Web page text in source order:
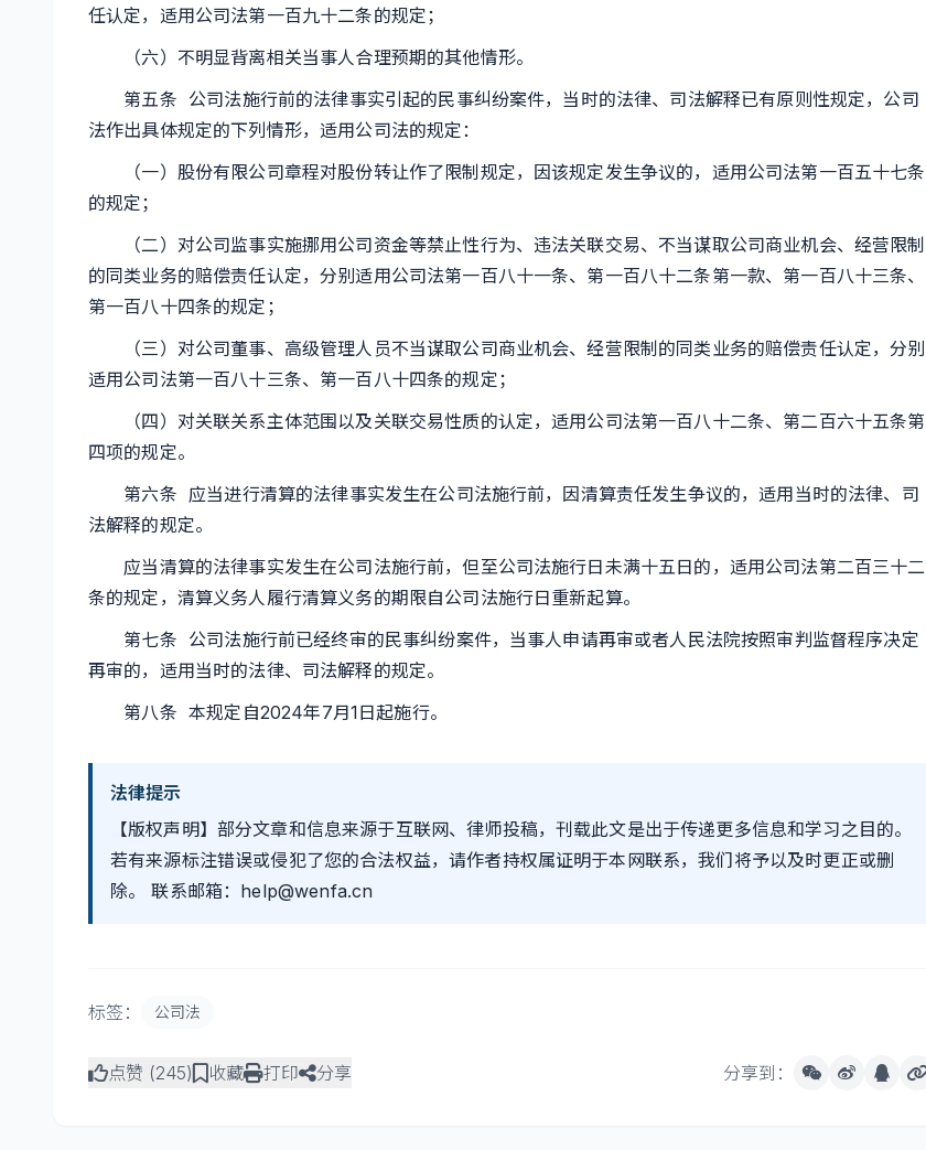
任认定，适用公司法第一百九十二条的规定；
（六）不明显背离相关当事人合理预期的其他情形。
第五条 公司法施行前的法律事实引起的民事纠纷案件，当时的法律、司法解释已有原则性规定，公司
法作出具体规定的下列情形，适用公司法的规定：
（一）股份有限公司章程对股份转让作了限制规定，因该规定发生争议的，适用公司法第一百五十七条
的规定；
（二）对公司监事实施挪用公司资金等禁止性行为、违法关联交易、不当谋取公司商业机会、经营限制
的同类业务的赔偿责任认定，分别适用公司法第一百八十一条、第一百八十二条第一款、第一百八十三条、
第一百八十四条的规定；
（三）对公司董事、高级管理人员不当谋取公司商业机会、经营限制的同类业务的赔偿责任认定，分别
适用公司法第一百八十三条、第一百八十四条的规定；
（四）对关联关系主体范围以及关联交易性质的认定，适用公司法第一百八十二条、第二百六十五条第
四项的规定。
第六条 应当进行清算的法律事实发生在公司法施行前，因清算责任发生争议的，适用当时的法律、司
法解释的规定。
应当清算的法律事实发生在公司法施行前，但至公司法施行日未满十五日的，适用公司法第二百三十二
条的规定，清算义务人履行清算义务的期限自公司法施行日重新起算。
第七条 公司法施行前已经终审的民事纠纷案件，当事人申请再审或者人民法院按照审判监督程序决定
再审的，适用当时的法律、司法解释的规定。
第八条 本规定自2024年7月1日起施行。
法律提示
【版权声明】部分文章和信息来源于互联网、律师投稿，刊载此文是出于传递更多信息和学习之目的。
若有来源标注错误或侵犯了您的合法权益，请作者持权属证明于本网联系，我们将予以及时更正或删
除。 联系邮箱：help@wenfa.cn
标签： 公司法
点赞 (245) 收藏 打印 分享 分享到：